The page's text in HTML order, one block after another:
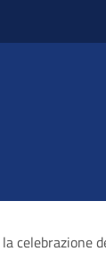
celebrazione